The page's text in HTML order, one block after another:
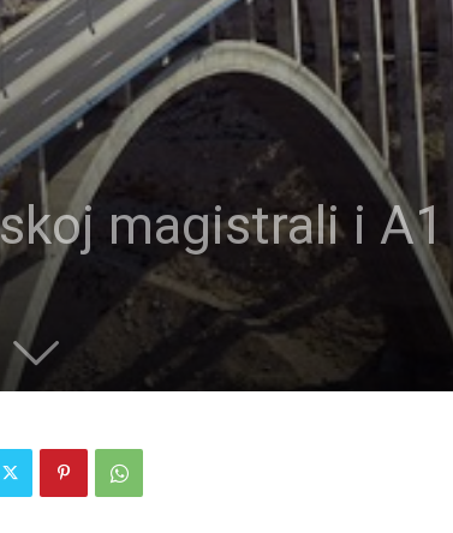
magistrali i A1